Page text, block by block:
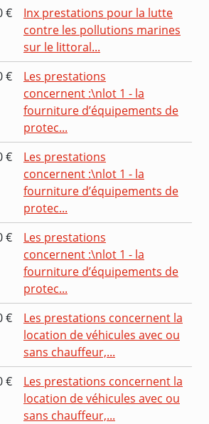
€
Inx prestations pour la lutte
contre les pollutions marines
sur le littoral...
€
Les prestations
concernent :\nlot 1 - la
fourniture d’équipements de
protec...
€
Les prestations
concernent :\nlot 1 - la
fourniture d’équipements de
protec...
€
Les prestations
concernent :\nlot 1 - la
fourniture d’équipements de
protec...
€
Les prestations concernent la
location de véhicules avec ou
sans chauffeur,...
€
Les prestations concernent la
location de véhicules avec ou
sans chauffeur,...